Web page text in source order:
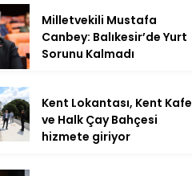
Milletvekili Mustafa
Canbey: Balıkesir’de Yurt
Sorunu Kalmadı
Kent Lokantası, Kent Kafe
ve Halk Çay Bahçesi
hizmete giriyor